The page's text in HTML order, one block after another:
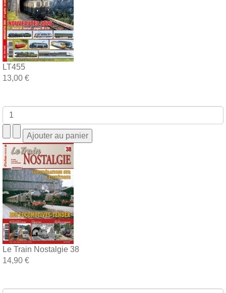
LT455
13,00 €
Le Train Nostalgie 38
14,90 €